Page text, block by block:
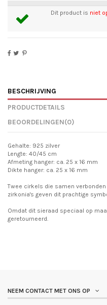
Dit product is niet
BESCHRIJVING
PRODUCTDETAILS
BEOORDELINGEN(0)
Gehalte: 925 zilver
Lengte: 40/45 cm
Afmeting hanger: ca. 25 x 16 mm
Dikte hanger: ca. 25 x 16 mm
Twee cirkels die samen
zirkonia's geven dit prachtige
Omdat dit sieraad speciaal op
geretourneerd.
NEEM CONTACT MET ONS OP